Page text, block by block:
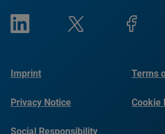
Imprint Terms
Privacy Notice Cookie
Social Responsibility